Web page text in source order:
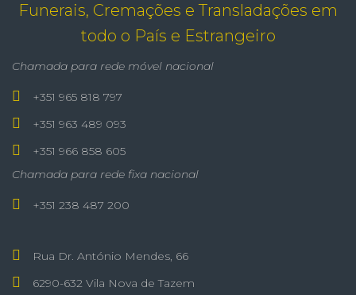
Funerais, Cremações e Transladações em
todo o País e Estrangeiro
Chamada para rede móvel nacional
+351 965 818 797
+351 963 489 093
+351 966 858 605
Chamada para rede fixa nacional
+351 238 487 200
Rua Dr. António Mendes, 66
6290-632 Vila Nova de Tazem